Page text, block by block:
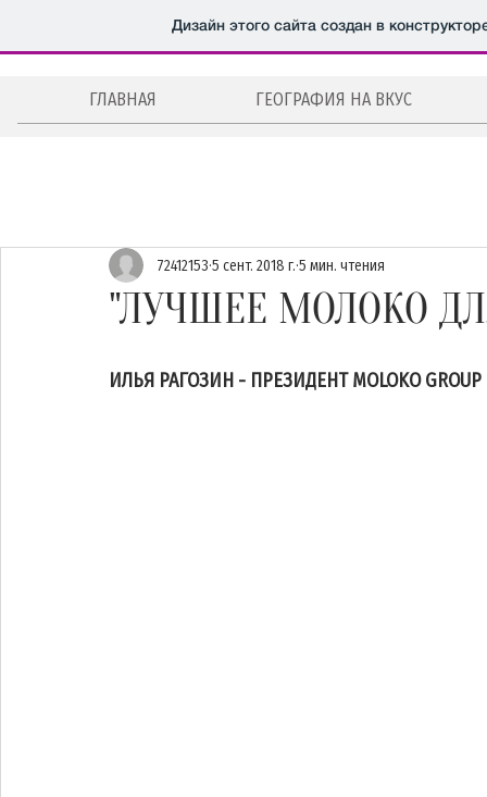
Дизайн этого сайта создан в
ГЛАВНАЯ ГЕОГРАФИЯ НА ВКУС
Авторская колонка Эстония Москва
"ЛУЧШЕЕ МОЛОКО
72412153 5 сент. 2018 г. 5 мин. чтения
ИЛЬЯ РАГОЗИН - ПРЕЗИДЕНТ MOLOKO GROUP